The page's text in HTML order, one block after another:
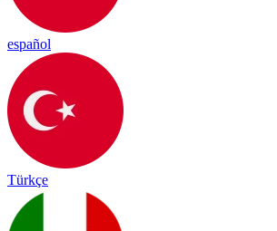
español
Türkçe